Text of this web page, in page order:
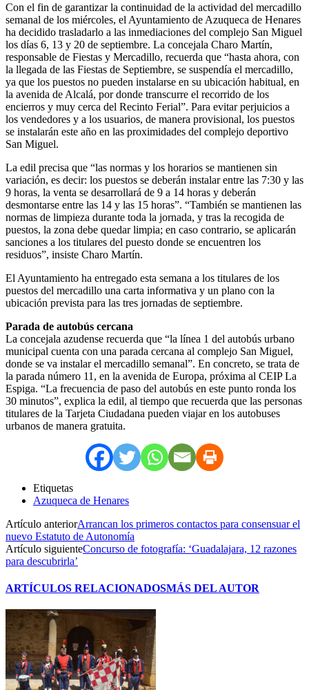
Con el fin de garantizar la continuidad de la actividad del mercadillo
semanal de los miércoles, el Ayuntamiento de Azuqueca de Henares
ha decidido trasladarlo a las inmediaciones del complejo San Miguel
los días 6, 13 y 20 de septiembre. La concejala Charo Martín,
responsable de Fiestas y Mercadillo, recuerda que “hasta ahora, con
la llegada de las Fiestas de Septiembre, se suspendía el mercadillo,
ya que los puestos no pueden instalarse en su ubicación habitual, en
la avenida de Alcalá, por donde transcurre el recorrido de los
encierros y muy cerca del Recinto Ferial”. Para evitar perjuicios a
los vendedores y a los usuarios, de manera provisional, los puestos
se instalarán este año en las proximidades del complejo deportivo
San Miguel.
La edil precisa que “las normas y los horarios se mantienen sin
variación, es decir: los puestos se deberán instalar entre las 7:30 y las
9 horas, la venta se desarrollará de 9 a 14 horas y deberán
desmontarse entre las 14 y las 15 horas”. “También se mantienen las
normas de limpieza durante toda la jornada, y tras la recogida de
puestos, la zona debe quedar limpia; en caso contrario, se aplicarán
sanciones a los titulares del puesto donde se encuentren los
residuos”, insiste Charo Martín.
El Ayuntamiento ha entregado esta semana a los titulares de los
puestos del mercadillo una carta informativa y un plano con la
ubicación prevista para las tres jornadas de septiembre.
Parada de autobús cercana
La concejala azudense recuerda que “la línea 1 del autobús urbano
municipal cuenta con una parada cercana al complejo San Miguel,
donde se va instalar el mercadillo semanal”. En concreto, se trata de
la parada número 11, en la avenida de Europa, próxima al CEIP La
Espiga. “La frecuencia de paso del autobús en este punto ronda los
30 minutos”, explica la edil, al tiempo que recuerda que las personas
titulares de la Tarjeta Ciudadana pueden viajar en los autobuses
urbanos de manera gratuita.
Etiquetas
Azuqueca de Henares
Artículo anteriorArrancan los primeros contactos para consensuar el
nuevo Estatuto de Autonomía
Artículo siguienteConcurso de fotografía: ‘Guadalajara, 12 razones
para descubrirla’
ARTÍCULOS RELACIONADOSMÁS DEL AUTOR